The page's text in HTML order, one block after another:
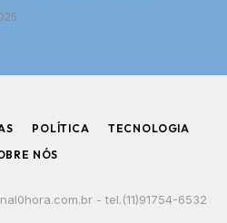
POLÍTICA
TECNOLOGIA
NÓS
- tel.(11)91754-6532